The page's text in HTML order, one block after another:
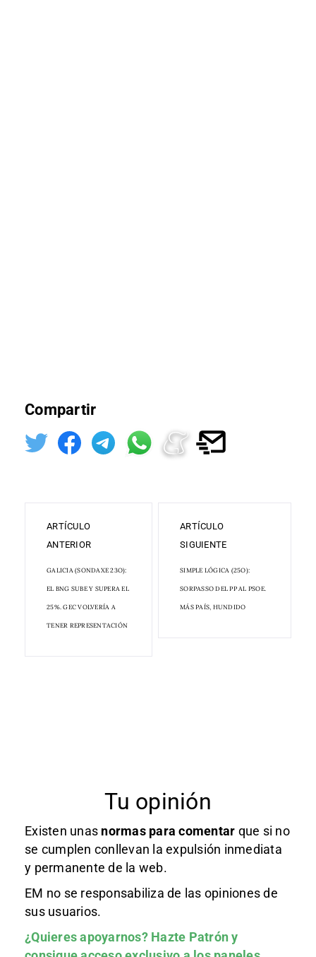
Compartir
ARTÍCULO
ANTERIOR
GALICIA (SONDAXE 23O):
EL BNG SUBE Y SUPERA EL
25%. GEC VOLVERÍA A
TENER REPRESENTACIÓN
ARTÍCULO
SIGUIENTE
SIMPLE LÓGICA (25O):
SORPASSO DEL PP AL PSOE.
MÁS PAÍS, HUNDIDO
Tu opinión
Existen unas normas para comentar que si no
se cumplen conllevan la expulsión inmediata
y permanente de la web.
EM no se responsabiliza de las opiniones de
sus usuarios.
¿Quieres apoyarnos? Hazte Patróny